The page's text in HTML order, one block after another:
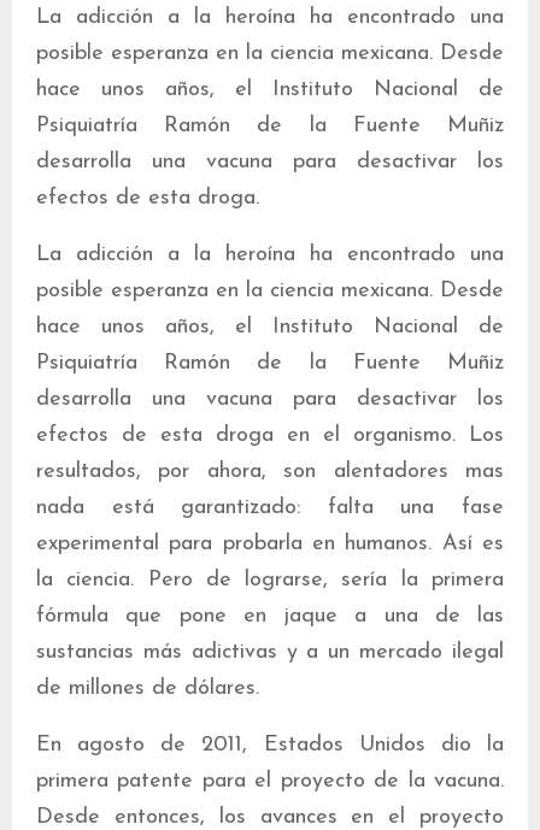
La adicción a la heroína ha encontrado una
posible esperanza en la ciencia mexicana. Desde
hace unos años, el Instituto Nacional de
Psiquiatría Ramón de la Fuente Muñiz
desarrolla una vacuna para desactivar los
efectos de esta droga.
La adicción a la heroína ha encontrado una
posible esperanza en la ciencia mexicana. Desde
hace unos años, el Instituto Nacional de
Psiquiatría Ramón de la Fuente Muñiz
desarrolla una vacuna para desactivar los
efectos de esta droga en el organismo. Los
resultados, por ahora, son alentadores mas
nada está garantizado: falta una fase
experimental para probarla en humanos. Así es
la ciencia. Pero de lograrse, sería la primera
fórmula que pone en jaque a una de las
sustancias más adictivas y a un mercado ilegal
de millones de dólares.
En agosto de 2011, Estados Unidos dio la
primera patente para el proyecto de la vacuna.
Desde entonces, los avances en el proyecto